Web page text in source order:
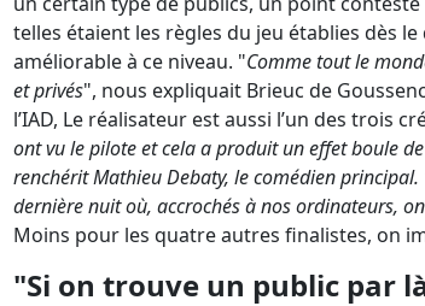
telles étaient les règles du jeu établies dès
améliorable à ce niveau. "Comme tout le
et privés", nous expliquait Brieuc de
l’IAD, Le réalisateur est aussi l’un des trois
ont vu le pilote et cela a produit un effet boule
renchérit Mathieu Debaty, le comédien
dernière nuit où, accrochés à nos ordinateurs,
Moins pour les quatre autres finalistes, on
"Si on trouve un public par